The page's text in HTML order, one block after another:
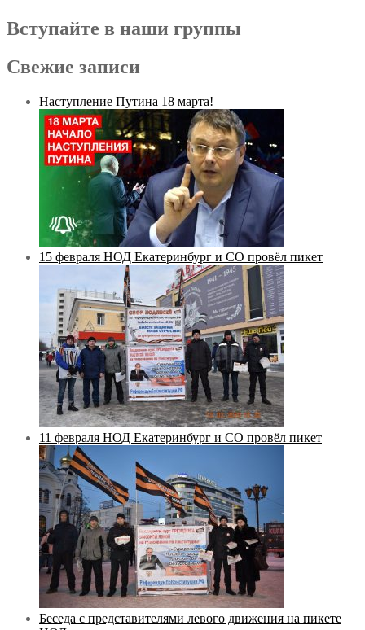
Вступайте в наши группы
Свежие записи
Наступление Путина 18 марта!
15 февраля НОД Екатеринбург и СО провёл пикет
11 февраля НОД Екатеринбург и СО провёл пикет
Беседа с представителями левого движения на пикете